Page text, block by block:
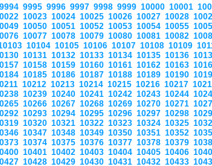
9994 9995 9996 9997 9998 9999 10000 10001
10023 10024 10025 10026 10027 10028
10050 10051 10052 10053 10054 10055
10077 10078 10079 10080 10081 10082
10104 10105 10106 10107 10108 10109
10131 10132 10133 10134 10135 10136
10158 10159 10160 10161 10162 10163
10185 10186 10187 10188 10189 10190
10212 10213 10214 10215 10216 10217
10239 10240 10241 10242 10243 10244
10266 10267 10268 10269 10270 10271
10293 10294 10295 10296 10297 10298
10320 10321 10322 10323 10324 10325
10347 10348 10349 10350 10351 10352
10374 10375 10376 10377 10378 10379
10401 10402 10403 10404 10405 10406
10428 10429 10430 10431 10432 10433